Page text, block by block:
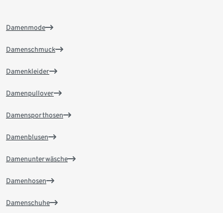
Damenmode
Damenschmuck
Damenkleider
Damenpullover
Damensporthosen
Damenblusen
Damenunterwäsche
Damenhosen
Damenschuhe